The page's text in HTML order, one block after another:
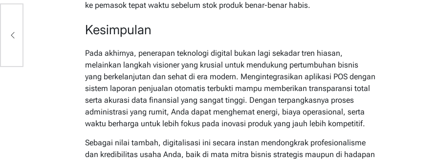
ke pemasok tepat waktu sebelum stok produk benar-benar habis.
Kesimpulan
Pada akhirnya, penerapan teknologi digital bukan lagi sekadar tren hiasan,
melainkan langkah visioner yang krusial untuk mendukung pertumbuhan bisnis
yang berkelanjutan dan sehat di era modern. Mengintegrasikan aplikasi POS dengan
sistem laporan penjualan otomatis terbukti mampu memberikan transparansi total
serta akurasi data finansial yang sangat tinggi. Dengan terpangkasnya proses
administrasi yang rumit, Anda dapat menghemat energi, biaya operasional, serta
waktu berharga untuk lebih fokus pada inovasi produk yang jauh lebih kompetitif.
Sebagai nilai tambah, digitalisasi ini secara instan mendongkrak profesionalisme
dan kredibilitas usaha Anda, baik di mata mitra bisnis strategis maupun di hadapan